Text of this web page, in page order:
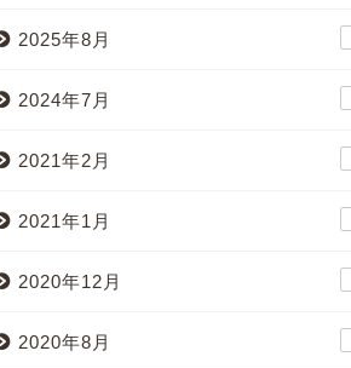
2025年8月
2024年7月
2021年2月
2021年1月
2020年12月
2020年8月